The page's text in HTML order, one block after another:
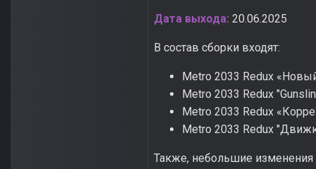
Дата выхода: 20.06.2025
В состав сборки входят:
Metro 2033 Redux
Metro 2033 Redux
Metro 2033 Redux
Metro 2033 Redux
Также, небольшие